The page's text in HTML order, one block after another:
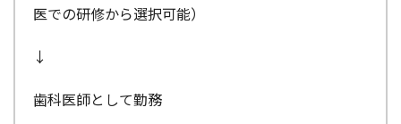
医での研修から選択可能）
↓
歯科医師として勤務